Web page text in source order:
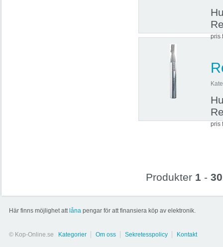
pris
pris
Produkter 1 - 30
Här finns möjlighet att låna pengar för att finansiera köp av elektronik.
© Kop-Online.se Kategorier Om oss Sekretesspolicy Kontakt